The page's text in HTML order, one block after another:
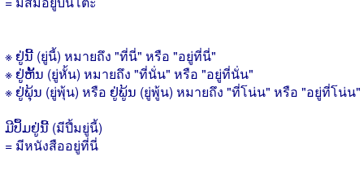
※ ຢູ່ນີ້ (ยู่นี้) หมายถึง "ที่นี่" หรือ "อยู่ที่นี่"
※ ຢູ່ຫັ້ນ (ยู่หั้น) หมายถึง "ที่นั่น" หรือ "อยู่ที่นั่น"
※ ຢູ່ພຸ້ນ (ยู่พุ้น) หรือ ຢູ່ພູ້ນ (ยู่พู้น) หมายถึง "ที่โน่น" หรือ "อยู่ที่โน่น"
ມີປຶ້ມຢູ່ນີ້ (มีปึ้มยู่นี้)
= มีหนังสืออยู่ที่นี่